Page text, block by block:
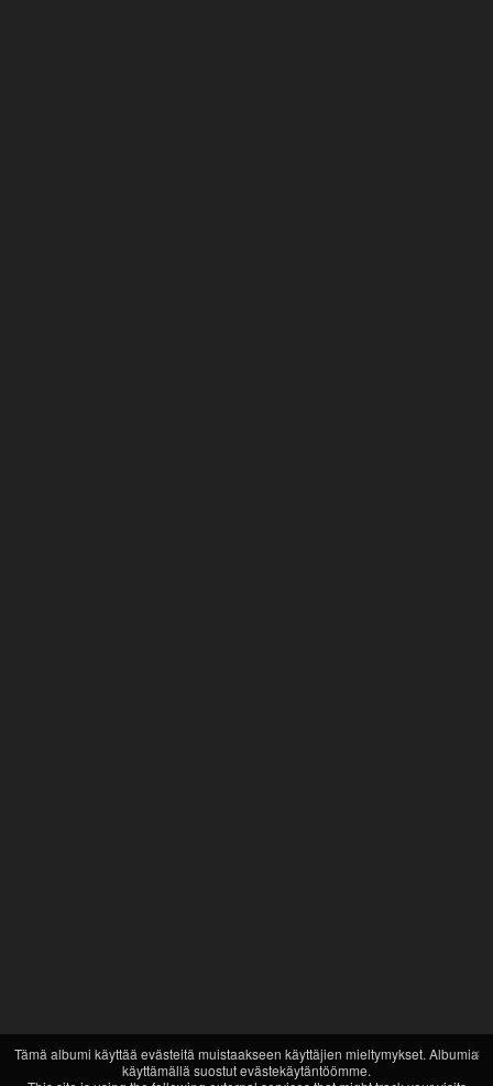
×
Tämä albumi käyttää evästeitä muistaakseen käyttäjien mieltymykset. Albumia
käyttämällä suostut evästekäytäntöömme.